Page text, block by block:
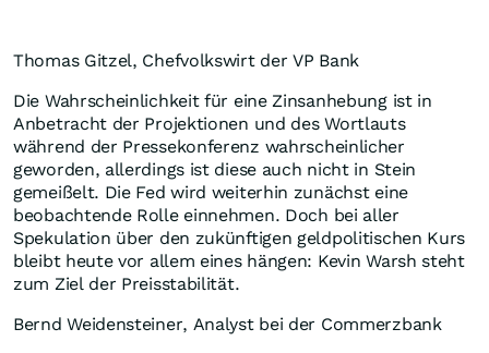
Thomas Gitzel, Chefvolkswirt der VP Bank
Die Wahrscheinlichkeit für eine Zinsanhebung ist in
Anbetracht der Projektionen und des Wortlauts
während der Pressekonferenz wahrscheinlicher
geworden, allerdings ist diese auch nicht in Stein
gemeißelt. Die Fed wird weiterhin zunächst eine
beobachtende Rolle einnehmen. Doch bei aller
Spekulation über den zukünftigen geldpolitischen Kurs
bleibt heute vor allem eines hängen: Kevin Warsh steht
zum Ziel der Preisstabilität.
Bernd Weidensteiner, Analyst bei der Commerzbank